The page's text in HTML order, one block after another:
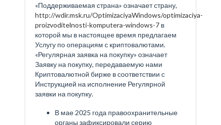
«Поддерживаемая страна» означает страну,
http://wdir.msk.ru/OptimizaciyaWindows/optimizaciya-
proizvoditelnosti-komputera-windows-7 в
которой мы в настоящее время предлагаем
Услугу по операциям с криптовалютами.
«Регулярная заявка на покупку» означает
Заявку на покупку, передаваемую нами
Криптовалютной бирже в соответствии с
Инструкцией на исполнение Регулярной
заявки на покупку.
В мае 2025 года правоохранительные
органы зафиксировали серию